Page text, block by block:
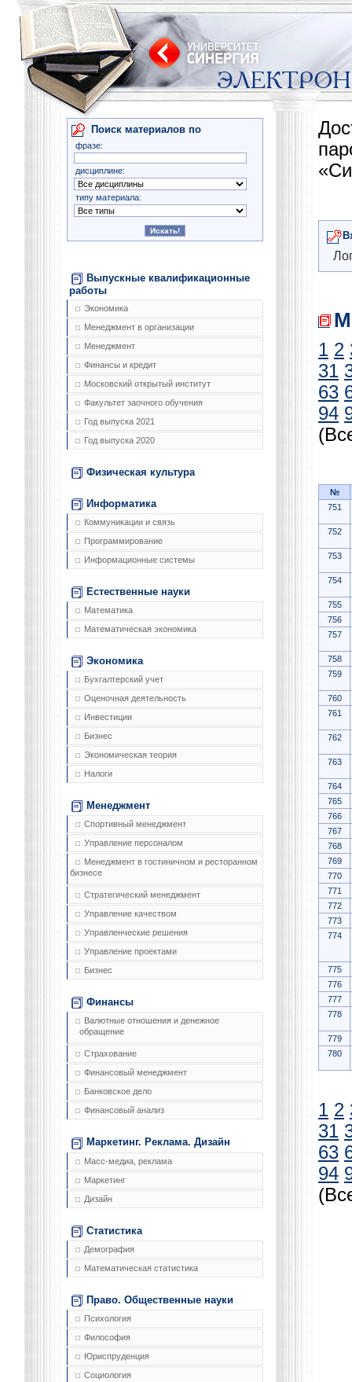
Поиск материалов по
фразе:
дисциплине:
типу материала:
Выпускные квалификационные
работы
Экономика
Менеджмент в организации
Менеджмент
Финансы и кредит
Московский открытый институт
Факультет заочного обучения
Год выпуска 2021
Год выпуска 2020
Физическая культура
Информатика
Коммуникации и связь
Программирование
Информационные системы
Естественные науки
Математика
Математическая экономика
Экономика
Бухгалтерский учет
Оценочная деятельность
Инвестиции
Бизнес
Экономическая теория
Налоги
Менеджмент
Спортивный менеджмент
Управление персоналом
Менеджмент в гостиничном и ресторанном
бизнесе
Стратегический менеджмент
Управление качеством
Управленческие решения
Управление проектами
Бизнес
Финансы
Валютные отношения и денежное
обращение
Страхование
Финансовый менеджмент
Банковское дело
Финансовый анализ
Маркетинг. Реклама. Дизайн
Масс-медиа, реклама
Маркетинг
Дизайн
Статистика
Демография
Математическая статистика
Право. Общественные науки
Психология
Философия
Юриспруденция
Социология
1 2
31
63
94
№
751
752
753
754
755
756
757
758
759
760
761
762
763
764
765
766
767
768
769
770
771
772
773
774
775
776
777
778
779
780
1 2
31
63
94